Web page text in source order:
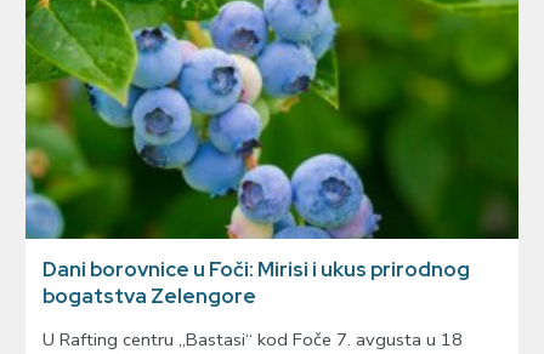
Dani borovnice u Foči: Mirisi i ukus prirodnog
bogatstva Zelengore
U Rafting centru „Bastasi“ kod Foče 7. avgusta u 18